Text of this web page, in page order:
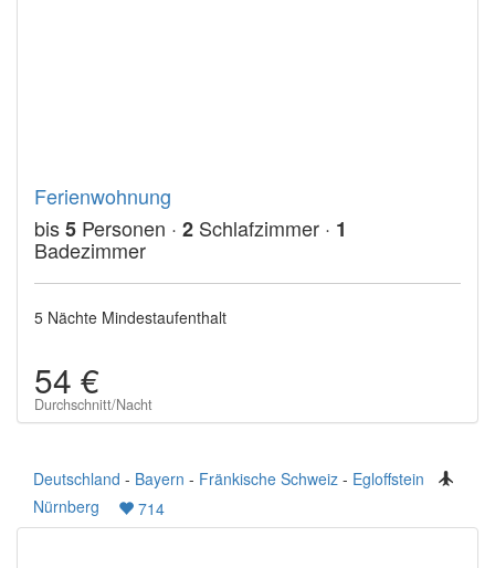
Ferienwohnung
bis5 Personen · 2 Schlafzimmer · 1
Badezimmer
5 Nächte Mindestaufenthalt
54 €
Durchschnitt/Nacht
Deutschland - Bayern - Fränkische Schweiz - Egloffstein
Nürnberg
714